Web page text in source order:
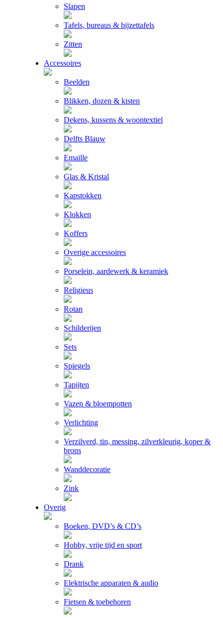
Slapen
Tafels, bureaus & bijzettafels
Zitten
Accessoires
Beelden
Blikken, dozen & kisten
Dekens, kussens & woontextiel
Delfts Blauw
Emaille
Glas & Kristal
Kapstokken
Klokken
Koffers
Overige accessoires
Porselein, aardewerk & keramiek
Religieus
Rotan
Schilderijen
Sets
Spiegels
Tapijten
Vazen & bloempotten
Verlichting
Verzilverd, tin, messing, zilverkleurig, koper &
brons
Wanddecoratie
Zink
Overig
Boeken, DVD’s & CD’s
Hobby, vrije tijd en sport
Drank
Elektrische apparaten & audio
Fietsen & toebehoren